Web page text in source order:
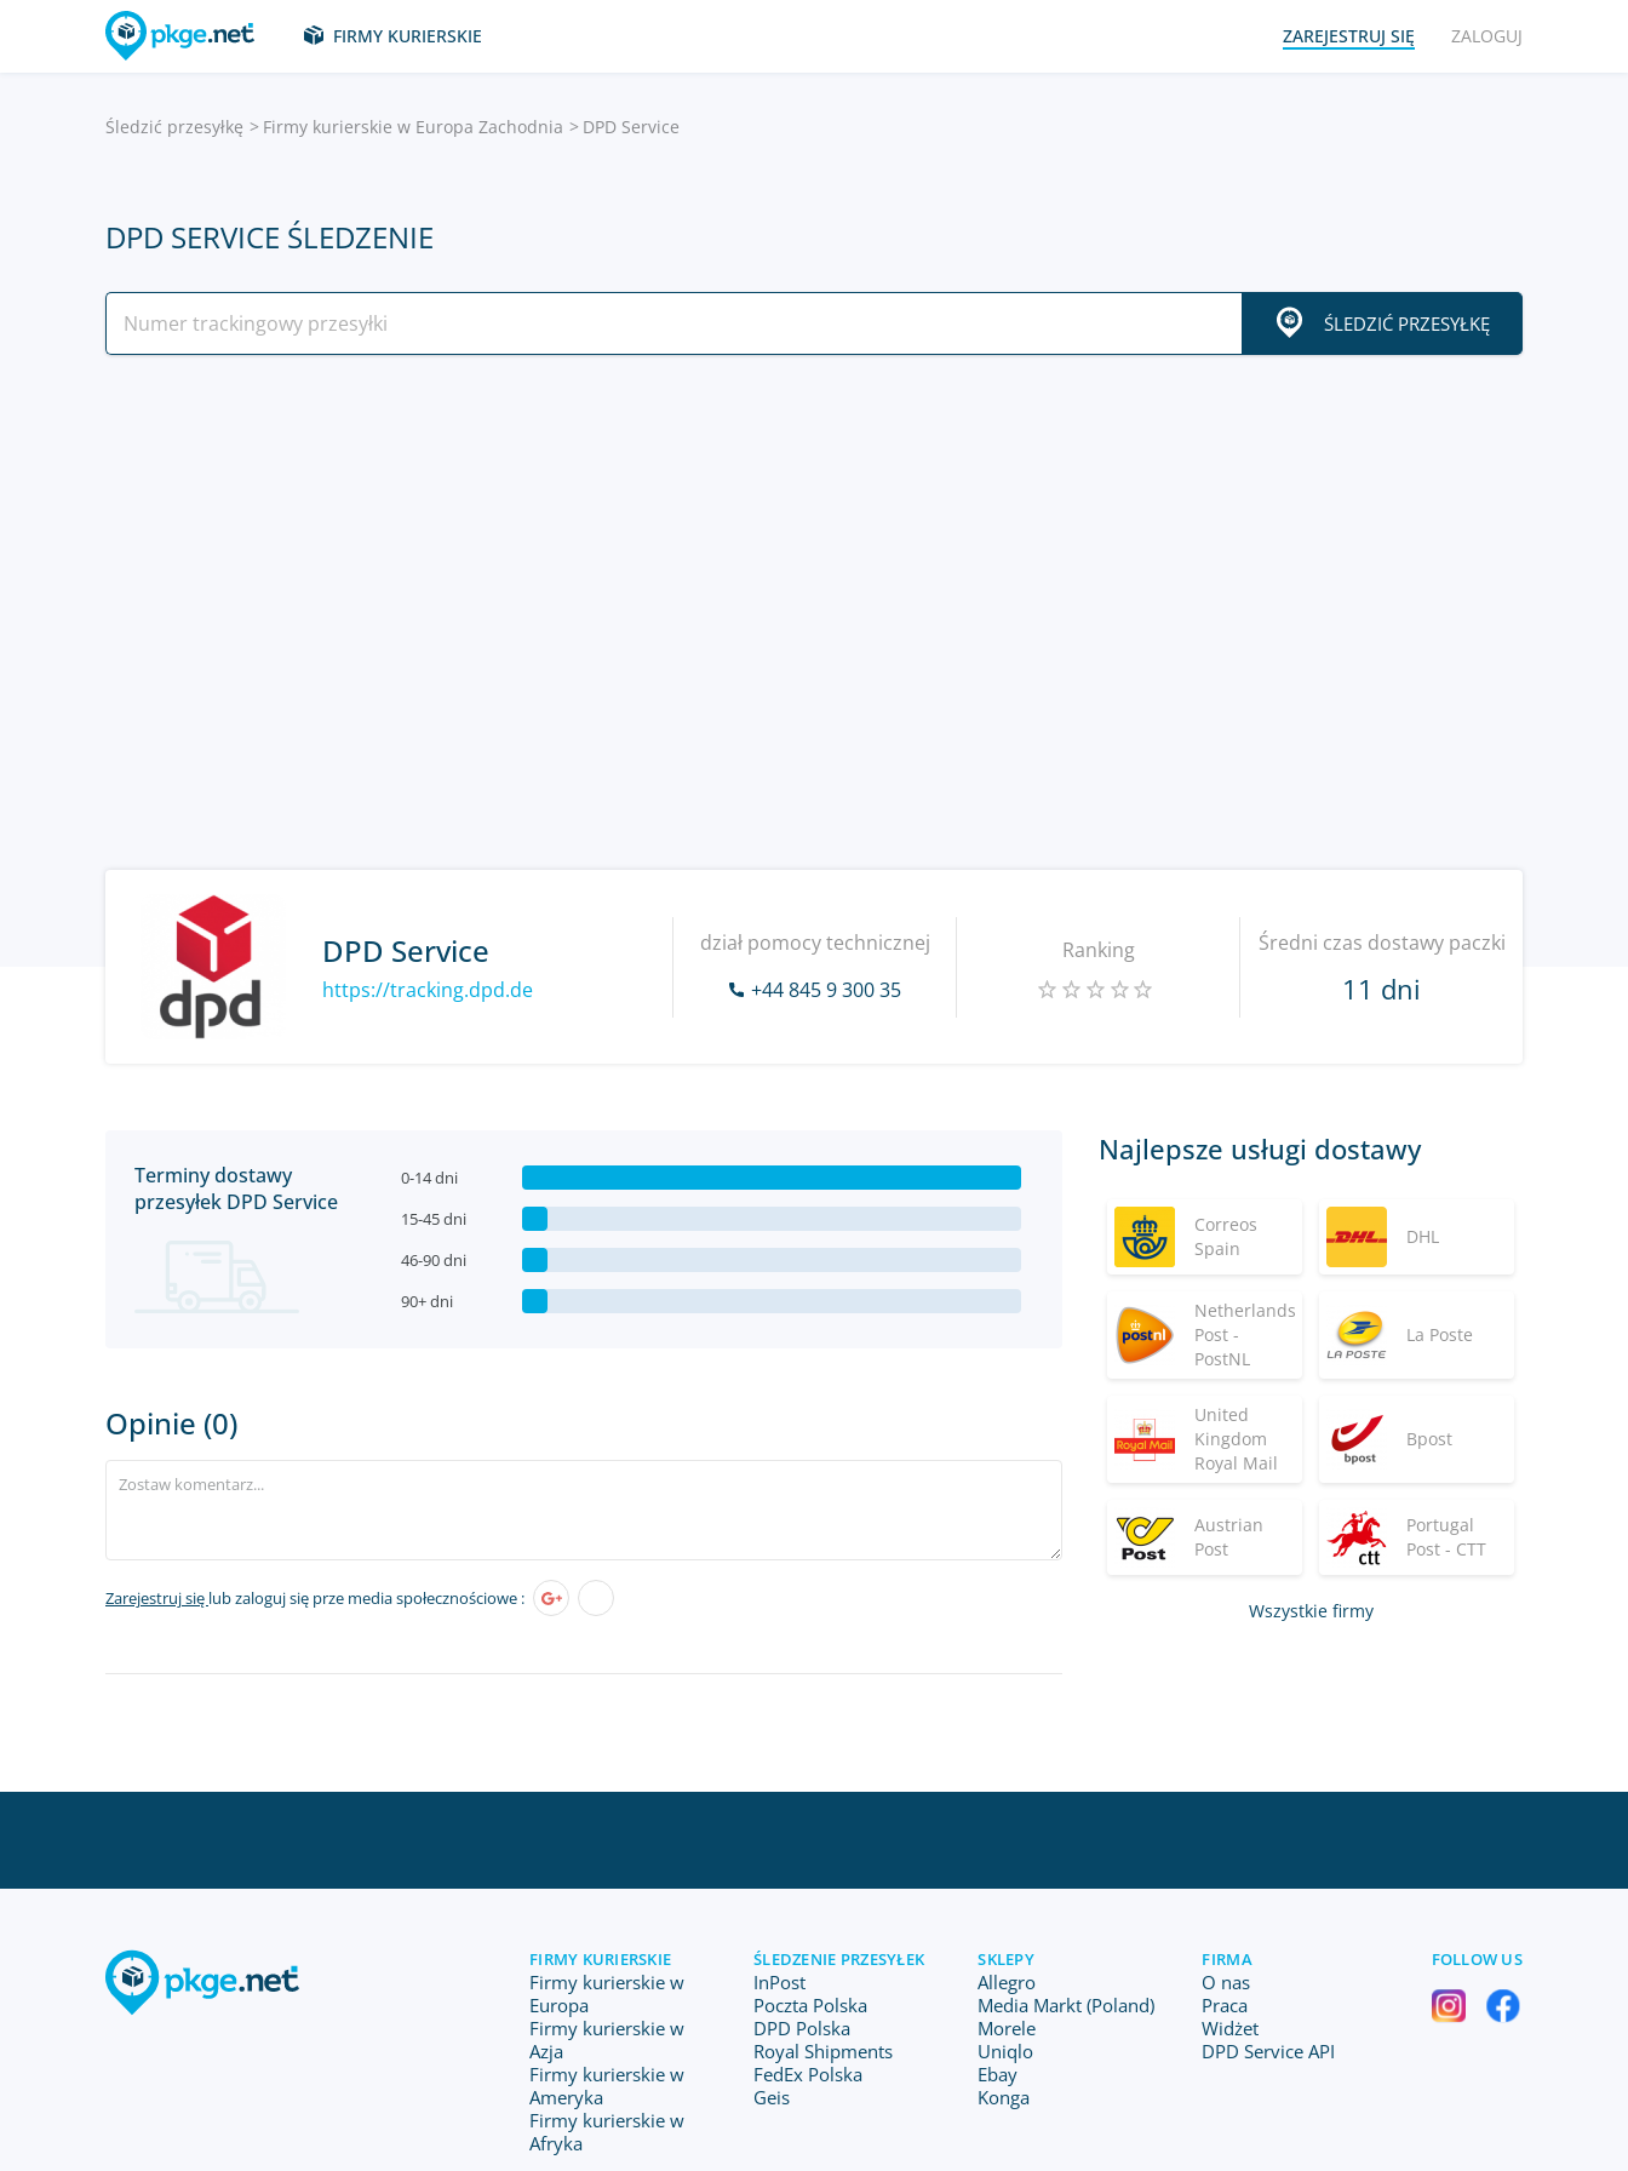
FIRMY KURIERSKIE ZAREJESTRUJ SIĘ ZALOGUJ
Śledzić przesyłkę Firmy kurierskie w Europa Zachodnia DPD Service
DPD SERVICE ŚLEDZENIE
ŚLEDZIĆ PRZESYŁKĘ
DPD Service
https://tracking.dpd.de
dział pomocy technicznej
+44 845 9 300 35
Ranking Średni czas dostawy paczki
11 dni
Terminy dostawy
przesyłek DPD Service
0-14 dni
15-45 dni
46-90 dni
90+ dni
Opinie (0)
Zarejestruj się lub zaloguj się prze media społecznościowe :
Najlepsze usługi dostawy
Correos
Spain
DHL
Netherlands
Post -
PostNL
La Poste
United
Kingdom
Royal Mail
Bpost
Austrian
Post
Portugal
Post - CTT
Wszystkie firmy
FIRMY KURIERSKIE
Firmy kurierskie w
Europa
Firmy kurierskie w
Azja
Firmy kurierskie w
Ameryka
Firmy kurierskie w
Afryka
ŚLEDZENIE PRZESYŁEK
InPost
Poczta Polska
DPD Polska
Royal Shipments
FedEx Polska
Geis
SKLEPY
Allegro
Media Markt (Poland)
Morele
Uniqlo
Ebay
Konga
FIRMA
O nas
Praca
Widżet
DPD Service API
FOLLOW US